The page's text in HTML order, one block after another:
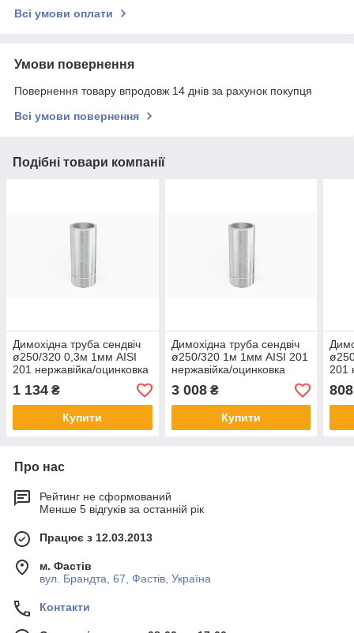
Всі умови оплати
Умови повернення
Повернення товару впродовж 14 днів за рахунок покупця
Всі умови повернення
Подібні товари компанії
Димохідна труба сендвіч
ø250/320 0,3м 1мм AISI
201 нержавійка/оцинковка
1 134 ₴
Купити
Димохідна труба сендвіч
ø250/320 1м 1мм AISI 201
нержавійка/оцинковка
3 008₴
Купити
201
808
Про нас
Рейтинг не сформований
Менше 5 відгуків за останній рік
Працює з 12.03.2013
м. Фастів
вул. Брандта, 67, Фастів, Україна
Контакти